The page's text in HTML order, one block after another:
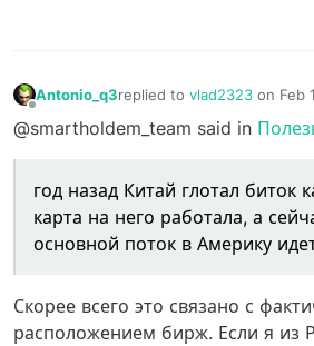
Antonio_q3replied to vlad2323 on Feb
last edited by
@smartholdem_team said in
год назад Китай глотал биток
карта на него работала, а
основной поток в Америку
Скорее всего это связано с
расположением бирж. Если я из